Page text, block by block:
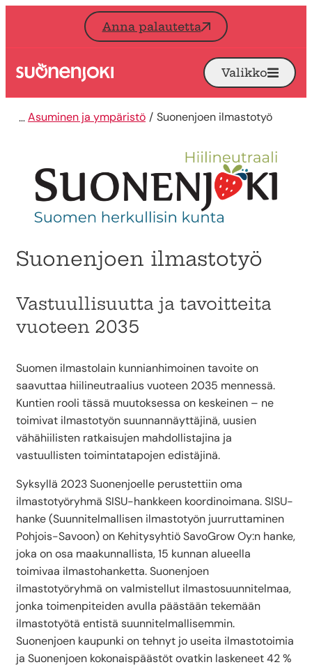
Siirry sisältöön
Anna palautetta
Etusivu Avaa
Valikko
Asuminen ja ympäristö Suonenjoen ilmastotyö
Suonenjoen ilmastotyö
Vastuullisuutta ja tavoitteita
vuoteen 2035
Suomen ilmastolain kunnianhimoinen tavoite on
saavuttaa hiilineutraalius vuoteen 2035 mennessä.
Kuntien rooli tässä muutoksessa on keskeinen – ne
toimivat ilmastotyön suunnannäyttäjinä, uusien
vähähiilisten ratkaisujen mahdollistajina ja
vastuullisten toimintatapojen edistäjinä.
Syksyllä 2023 Suonenjoelle perustettiin oma
ilmastotyöryhmä SISU-hankkeen koordinoimana. SISU-
hanke (Suunnitelmallisen ilmastotyön juurruttaminen
Pohjois-Savoon) on Kehitysyhtiö SavoGrow Oy:n hanke,
joka on osa maakunnallista, 15 kunnan alueella
toimivaa ilmastohanketta. Suonenjoen
ilmastotyöryhmä on valmistellut ilmastosuunnitelmaa,
jonka toimenpiteiden avulla päästään tekemään
ilmastotyötä entistä suunnitelmallisemmin.
Suonenjoen kaupunki on tehnyt jo useita ilmastotoimia
ja Suonenjoen kokonaispäästöt ovatkin laskeneet 42 %